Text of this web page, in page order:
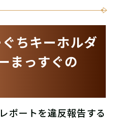
ちキーホルダ
まっすぐの
ポートを違反報告する